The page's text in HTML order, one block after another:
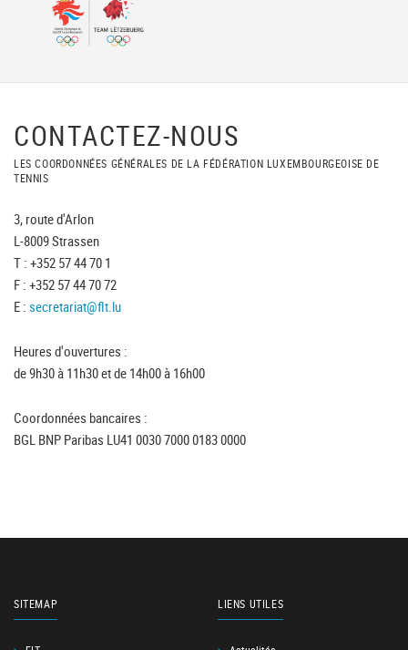
CONTACTEZ-NOUS
LES COORDONNÉES GÉNÉRALES DE LA FÉDÉRATION LUXEMBOURGEOISE DE
TENNIS
3, route d'Arlon
L-8009 Strassen
T : +352 57 44 70 1
F : +352 57 44 70 72
E : secretariat@flt.lu
Heures d'ouvertures :
de 9h30 à 11h30 et de 14h00 à 16h00
Coordonnées bancaires :
BGL BNP Paribas LU41 0030 7000 0183 0000
SITEMAP LIENS UTILES